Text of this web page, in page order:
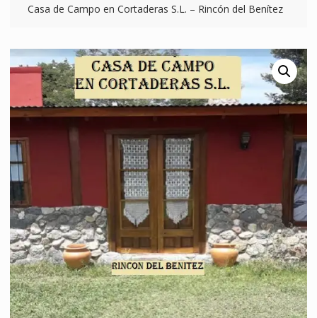
Casa de Campo en Cortaderas S.L. – Rincón del Benítez